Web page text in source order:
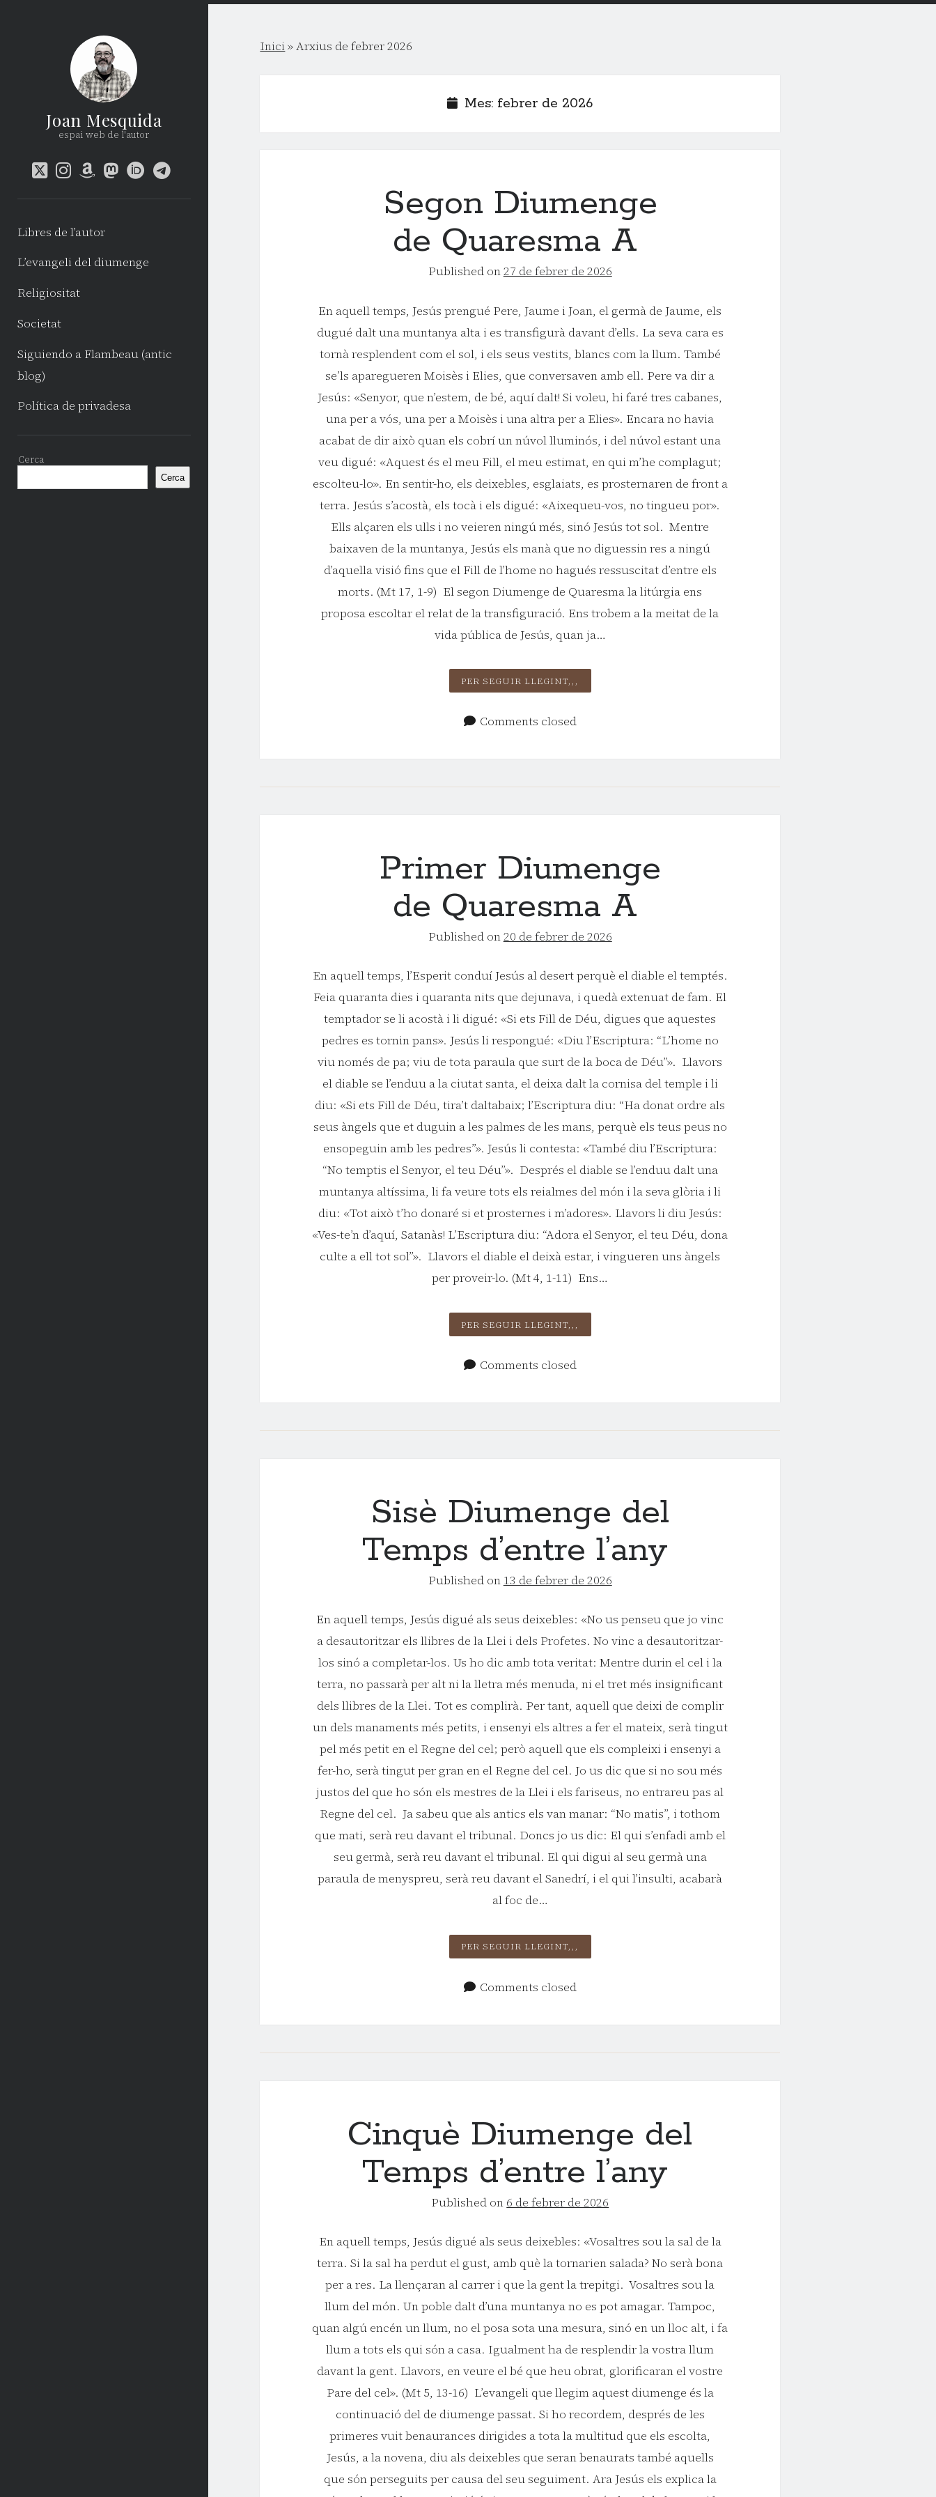
Joan Mesquida
espai web de l'autor
twitterinstagram
amazon
mastodon
orcidtelegram
Libres de l’autor
L’evangeli del diumenge
Religiositat
Societat
Siguiendo a Flambeau (antic
blog)
Política de privadesa
Cerca
Cerca
Inici »Arxius de febrer 2026
Mes: febrer de 2026
Segon Diumenge
de Quaresma A
Published on27 de febrer de 2026
En aquell temps, Jesús prengué Pere, Jaume i Joan, el germà de Jaume, els
dugué dalt una muntanya alta i es transfigurà davant d’ells. La seva cara es
tornà resplendent com el sol, i els seus vestits, blancs com la llum. També
se’ls aparegueren Moisès i Elies, que conversaven amb ell. Pere va dir a
Jesús: «Senyor, que n’estem, de bé, aquí dalt! Si voleu, hi faré tres cabanes,
una per a vós, una per a Moisès i una altra per a Elies». Encara no havia
acabat de dir això quan els cobrí un núvol lluminós, i del núvol estant una
veu digué: «Aquest és el meu Fill, el meu estimat, en qui m’he complagut;
escolteu-lo». En sentir-ho, els deixebles, esglaiats, es prosternaren de front a
terra. Jesús s’acostà, els tocà i els digué: «Aixequeu-vos, no tingueu por».
Ells alçaren els ulls i no veieren ningú més, sinó Jesús tot sol. Mentre
baixaven de la muntanya, Jesús els manà que no diguessin res a ningú
d’aquella visió fins que el Fill de l’home no hagués ressuscitat d’entre els
morts. (Mt 17, 1-9) El segon Diumenge de Quaresma la litúrgia ens
proposa escoltar el relat de la transfiguració. Ens trobem a la meitat de la
vida pública de Jesús, quan ja…
PER SEGUIR LLEGINT,,,
DE QUARESMA A
Comments closed
Primer Diumenge
de Quaresma A
Published on20 de febrer de 2026
En aquell temps, l’Esperit conduí Jesús al desert perquè el diable el temptés.
Feia quaranta dies i quaranta nits que dejunava, i quedà extenuat de fam. El
temptador se li acostà i li digué: «Si ets Fill de Déu, digues que aquestes
pedres es tornin pans». Jesús li respongué: «Diu l’Escriptura: “L’home no
viu només de pa; viu de tota paraula que surt de la boca de Déu”». Llavors
el diable se l’enduu a la ciutat santa, el deixa dalt la cornisa del temple i li
diu: «Si ets Fill de Déu, tira’t daltabaix; l’Escriptura diu: “Ha donat ordre als
seus àngels que et duguin a les palmes de les mans, perquè els teus peus no
ensopeguin amb les pedres”». Jesús li contesta: «També diu l’Escriptura:
“No temptis el Senyor, el teu Déu”». Després el diable se l’enduu dalt una
muntanya altíssima, li fa veure tots els reialmes del món i la seva glòria i li
diu: «Tot això t’ho donaré si et prosternes i m’adores». Llavors li diu Jesús:
«Ves-te’n d’aquí, Satanàs! L’Escriptura diu: “Adora el Senyor, el teu Déu, dona
culte a ell tot sol”». Llavors el diable el deixà estar, i vingueren uns àngels
per proveir-lo. (Mt 4, 1-11) Ens…
PER SEGUIR LLEGINT,,,
DE QUARESMA A
Comments closed
Sisè Diumenge del
Temps d’entre l’any
Published on 13 de febrer de 2026
En aquell temps, Jesús digué als seus deixebles: «No us penseu que jo vinc
a desautoritzar els llibres de la Llei i dels Profetes. No vinc a desautoritzar-
los sinó a completar-los. Us ho dic amb tota veritat: Mentre durin el cel i la
terra, no passarà per alt ni la lletra més menuda, ni el tret més insignificant
dels llibres de la Llei. Tot es complirà. Per tant, aquell que deixi de complir
un dels manaments més petits, i ensenyi els altres a fer el mateix, serà tingut
pel més petit en el Regne del cel; però aquell que els compleixi i ensenyi a
fer-ho, serà tingut per gran en el Regne del cel. Jo us dic que si no sou més
justos del que ho són els mestres de la Llei i els fariseus, no entrareu pas al
Regne del cel. Ja sabeu que als antics els van manar: “No matis”, i tothom
que mati, serà reu davant el tribunal. Doncs jo us dic: El qui s’enfadi amb el
seu germà, serà reu davant el tribunal. El qui digui al seu germà una
paraula de menyspreu, serà reu davant el Sanedrí, i el qui l’insulti, acabarà
al foc de…
PER SEGUIR LLEGINT,,,
TEMPS D’ENTRE
Comments closed
Cinquè Diumenge del
Temps d’entre l’any
Published on 6 de febrer de 2026
En aquell temps, Jesús digué als seus deixebles: «Vosaltres sou la sal de la
terra. Si la sal ha perdut el gust, amb què la tornarien salada? No serà bona
per a res. La llençaran al carrer i que la gent la trepitgi. Vosaltres sou la
llum del món. Un poble dalt d’una muntanya no es pot amagar. Tampoc,
quan algú encén un llum, no el posa sota una mesura, sinó en un lloc alt, i fa
llum a tots els qui són a casa. Igualment ha de resplendir la vostra llum
davant la gent. Llavors, en veure el bé que heu obrat, glorificaran el vostre
Pare del cel». (Mt 5, 13-16) L’evangeli que llegim aquest diumenge és la
continuació del de diumenge passat. Si ho recordem, després de les
primeres vuit benaurances dirigides a tota la multitud que els escolta,
Jesús, a la novena, diu als deixebles que seran benaurats també aquells
que són perseguits per causa del seu seguiment. Ara Jesús els explica la